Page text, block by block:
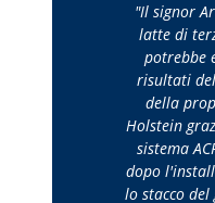
Il signor
latte di
potrebbe
risultati
della
Holstein
sistema
dopo
lo stacco